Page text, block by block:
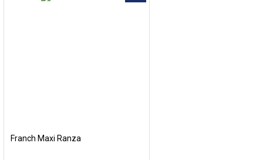
Franch Maxi Ranza